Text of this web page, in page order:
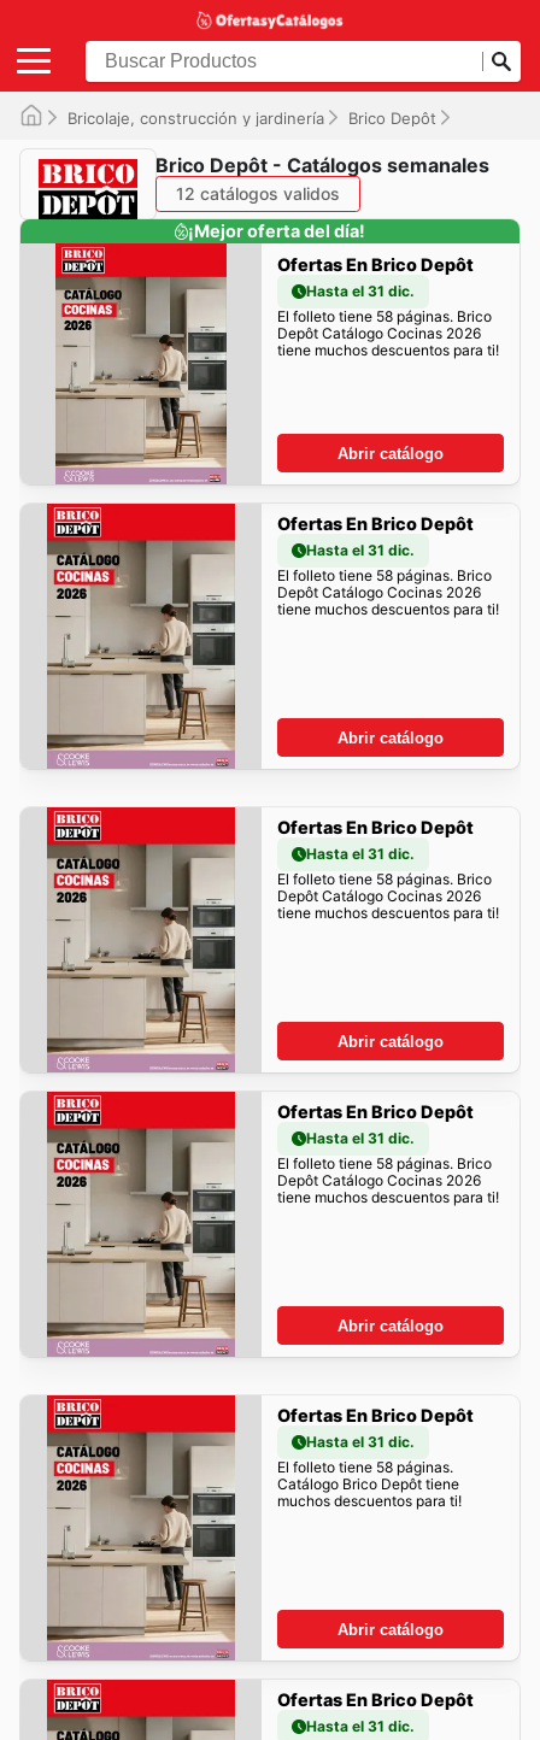
Bricolaje, construcción y jardinería Brico Depôt
Brico Depôt - Catálogos semanales
12 catálogos validos
¡Mejor oferta del día!
Ofertas En Brico Depôt
Hasta el 31 dic.
El folleto tiene 58 páginas. Brico
Depôt Catálogo Cocinas 2026
tiene muchos descuentos para ti!
Abrir catálogo
Ofertas En Brico Depôt
Hasta el 31 dic.
El folleto tiene 58 páginas. Brico
Depôt Catálogo Cocinas 2026
tiene muchos descuentos para ti!
Abrir catálogo
Ofertas En Brico Depôt
Hasta el 31 dic.
El folleto tiene 58 páginas. Brico
Depôt Catálogo Cocinas 2026
tiene muchos descuentos para ti!
Abrir catálogo
Ofertas En Brico Depôt
Hasta el 31 dic.
El folleto tiene 58 páginas. Brico
Depôt Catálogo Cocinas 2026
tiene muchos descuentos para ti!
Abrir catálogo
Ofertas En Brico Depôt
Hasta el 31 dic.
El folleto tiene 58 páginas.
Catálogo Brico Depôt tiene
muchos descuentos para ti!
Abrir catálogo
Ofertas En Brico Depôt
Hasta el 31 dic.